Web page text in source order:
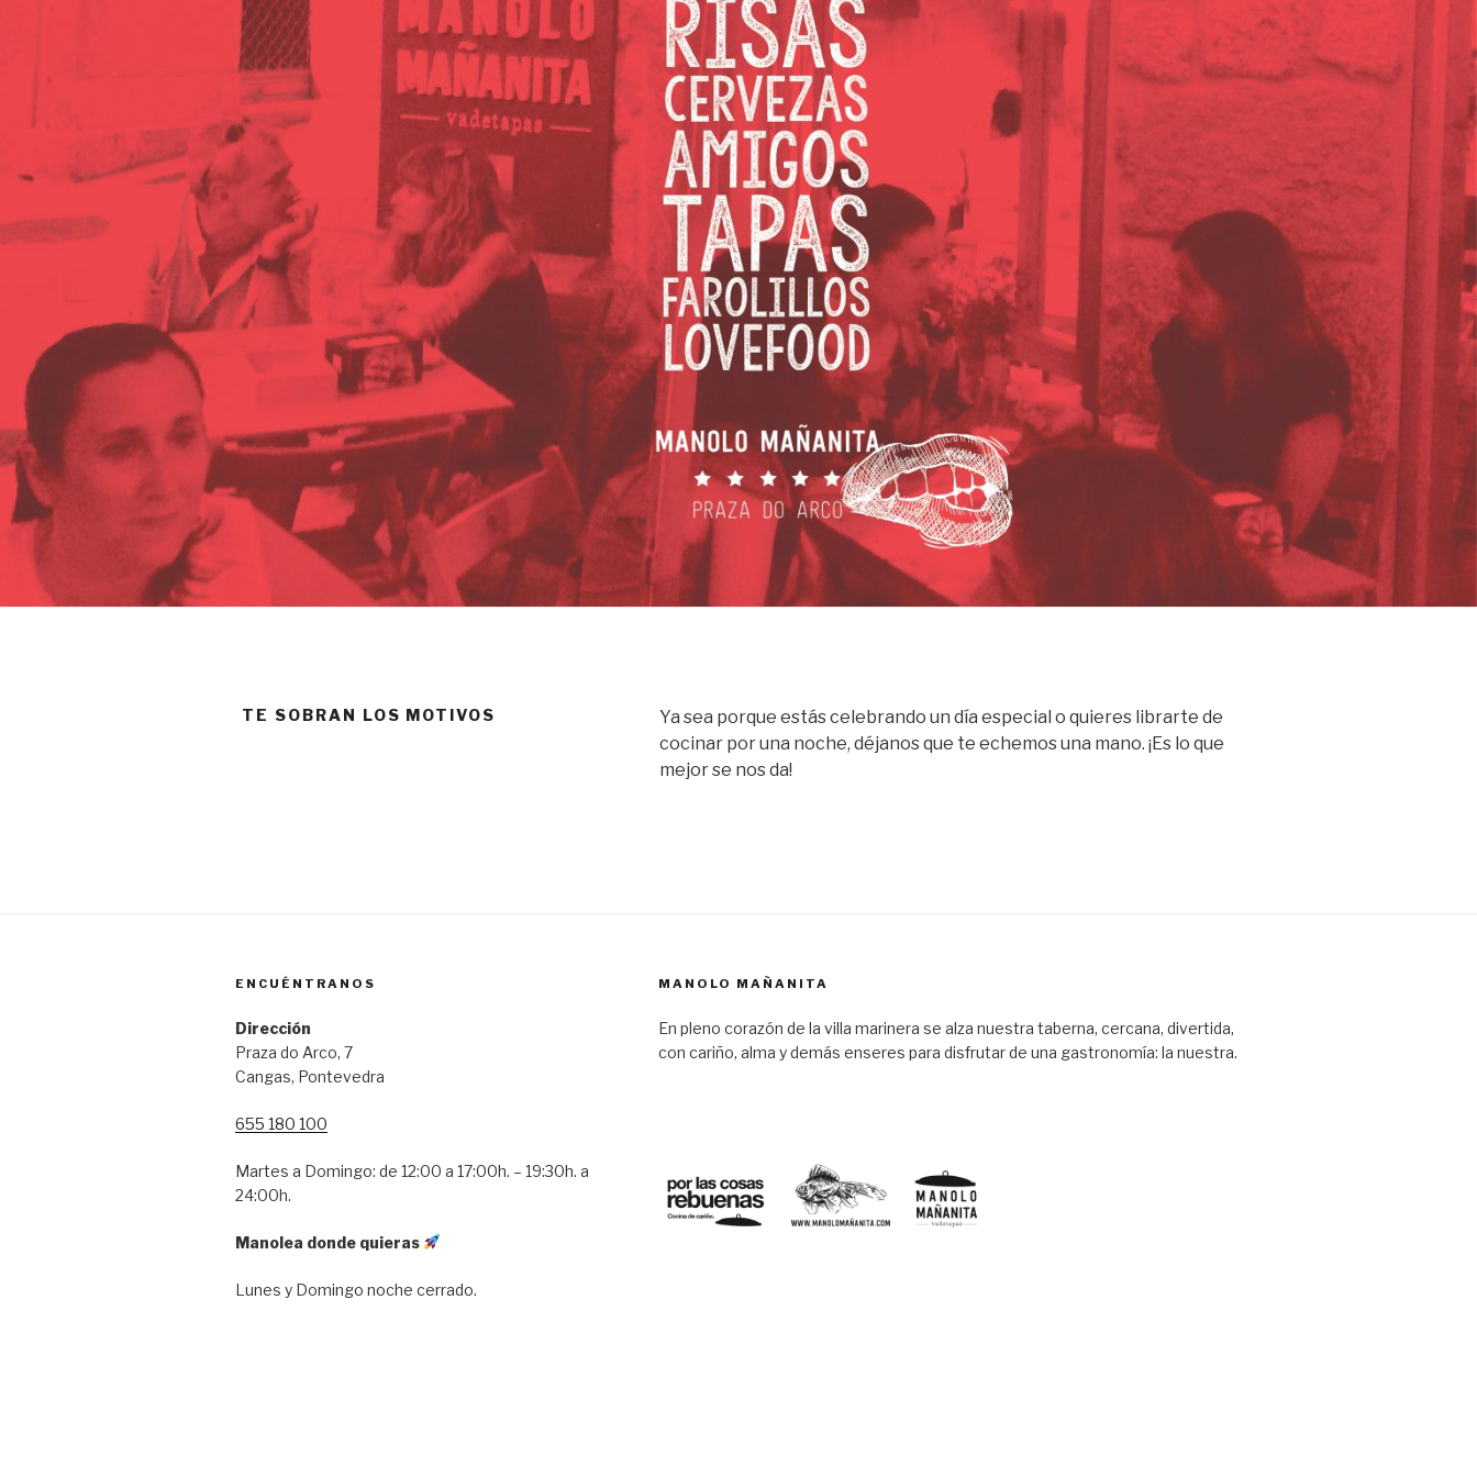
TE SOBRAN LOS MOTIVOS
Ya sea porque estás celebrando un día especial o quieres librarte de
cocinar por una noche, déjanos que te echemos una mano. ¡Es lo que
mejor se nos da!
ENCUÉNTRANOS
Dirección
Praza do Arco, 7
Cangas, Pontevedra
655 180 100
Martes a Domingo: de 12:00 a 17:00h. – 19:30h. a
24:00h.
Manolea donde quieras
Lunes y Domingo noche cerrado.
MANOLO MAÑANITA
En pleno corazón de la villa marinera se alza nuestra taberna, cercana, divertida,
con cariño, alma y demás enseres para disfrutar de una gastronomía: la nuestra.